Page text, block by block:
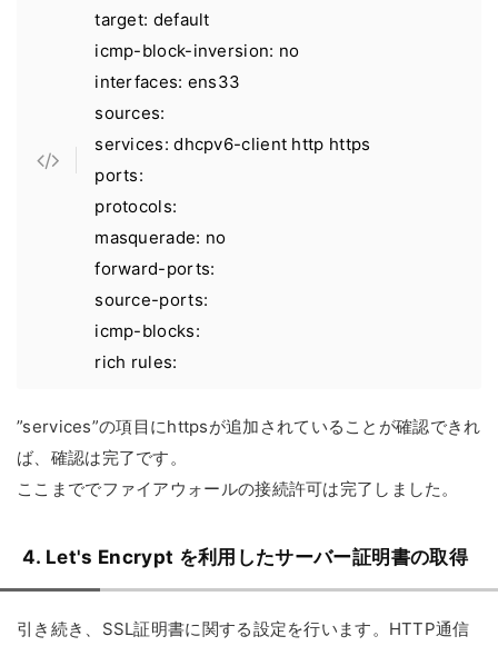
target: default
icmp-block-inversion: no
interfaces: ens33
sources:
services: dhcpv6-client http https
ports:
protocols:
masquerade: no
forward-ports:
source-ports:
icmp-blocks:
rich rules:
”services”の項目にhttpsが追加されていることが確認できれ
ば、確認は完了です。
ここまででファイアウォールの接続許可は完了しました。
4. Let's Encrypt を利用したサーバー証明書の取得
引き続き、SSL証明書に関する設定を行います。HTTP通信